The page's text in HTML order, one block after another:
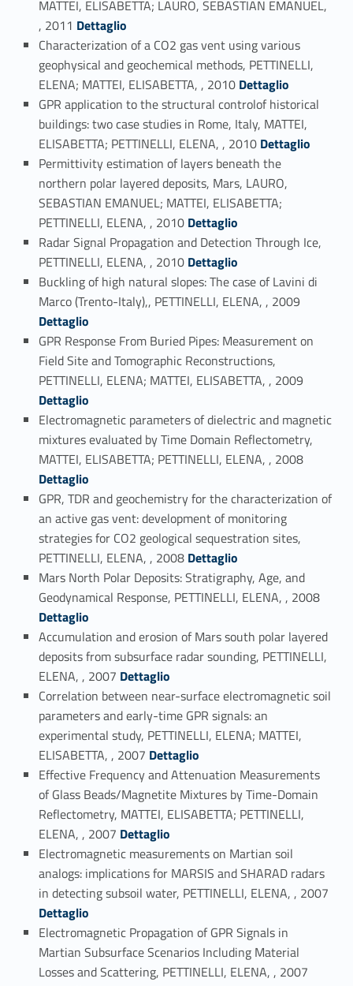
MATTEI, ELISABETTA; LAURO, SEBASTIAN EMANUEL,
, 2011 Link identifier #identifier_person_47940-56
Dettaglio
Characterization of a CO2 gas vent using various
geophysical and geochemical methods, PETTINELLI,
ELENA; MATTEI, ELISABETTA, , 2010 Link identifier #identifier_person_122205-57
Dettaglio
GPR application to the structural controlof historical
buildings: two case studies in Rome, Italy, MATTEI,
ELISABETTA; PETTINELLI, ELENA, , 2010Link identifier #identifier_person_53652-58Dettaglio
Permittivity estimation of layers beneath the
northern polar layered deposits, Mars, LAURO,
SEBASTIAN EMANUEL; MATTEI, ELISABETTA;
PETTINELLI, ELENA, , 2010 Link identifier #identifier_person_27869-59
Dettaglio
Radar Signal Propagation and Detection Through Ice,
PETTINELLI, ELENA, , 2010 Link identifier #identifier_person_123898-60
Dettaglio
Buckling of high natural slopes: The case of Lavini di
Marco (Trento-Italy),, PETTINELLI, ELENA, , 2009
Dettaglio
GPR Response From Buried Pipes: Measurement on
Field Site and Tomographic Reconstructions,
PETTINELLI, ELENA; MATTEI, ELISABETTA, , 2009
Dettaglio
Electromagnetic parameters of dielectric and magnetic
mixtures evaluated by Time Domain Reflectometry,
MATTEI, ELISABETTA; PETTINELLI, ELENA, , 2008Link identifier #identifier_person_66332-63
Dettaglio
GPR, TDR and geochemistry for the characterization of
an active gas vent: development of monitoring
strategies for CO2 geological sequestration sites,
PETTINELLI, ELENA, , 2008 Link identifier #identifier_person_138848-64
Dettaglio
Mars North Polar Deposits: Stratigraphy, Age, and
Geodynamical Response, PETTINELLI, ELENA, , 2008
Dettaglio
Accumulation and erosion of Mars south polar layered
deposits from subsurface radar sounding, PETTINELLI,
ELENA, , 2007 Link identifier #identifier_person_184549-66
Dettaglio
Correlation between near-surface electromagnetic soil
parameters and early-time GPR signals: an
experimental study, PETTINELLI, ELENA; MATTEI,
ELISABETTA, , 2007 Link identifier #identifier_person_60868-67
Dettaglio
Effective Frequency and Attenuation Measurements
of Glass Beads/Magnetite Mixtures by Time-Domain
Reflectometry, MATTEI, ELISABETTA; PETTINELLI,
ELENA, , 2007 Link identifier #identifier_person_83031-68
Dettaglio
Electromagnetic measurements on Martian soil
analogs: implications for MARSIS and SHARAD radars
in detecting subsoil water, PETTINELLI, ELENA, , 2007
Dettaglio
Electromagnetic Propagation of GPR Signals in
Martian Subsurface Scenarios Including Material
Losses and Scattering, PETTINELLI, ELENA, , 2007